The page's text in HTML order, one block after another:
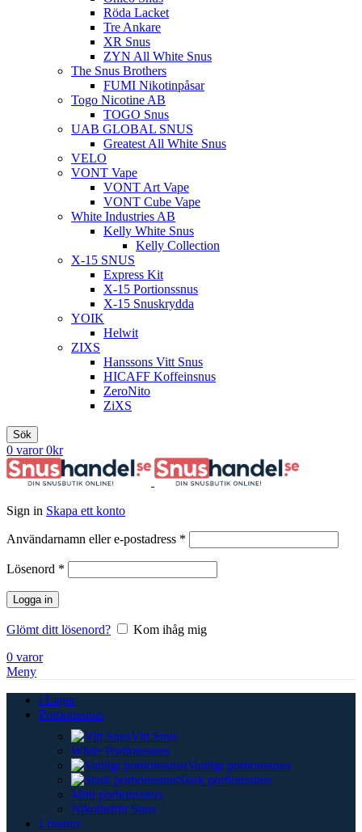
Röda Lacket
Tre Ankare
XR Snus
ZYN All White Snus
The Snus Brothers
FUMI Nikotinpåsar
Togo Nicotine AB
TOGO Snus
UAB GLOBAL SNUS
Greatest All White Snus
VELO
VONT Vape
VONT Art Vape
VONT Cube Vape
White Industries AB
Kelly White Snus
Kelly Collection
X-15 SNUS
Express Kit
X-15 Portionssnus
X-15 Snuskrydda
YOIK
Helwit
ZIXS
Hanssons Vitt Snus
HICAFF Koffeinsnus
ZeroNito
ZiXS
Sök
0 varor 0kr
Sign in Skapa ett konto
Användarnamn eller e-postadress *
Lösenord *
Logga in
Glömt ditt lösenord?
Kom ihåg mig
0 varor
Meny
i Lager
Portionssnus
Vitt Snus
White Portionssnus
Vanligt portionssnus
Stark portionssnus
Mini portionssnus
Nikotinfritt Snus
Lössnus